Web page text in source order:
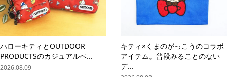
ハローキティとOUTDOOR
PRODUCTSのカジュアルペ...
2026.08.09
キティ×くまのがっこうのコラボ
アイテム。普段みることのない
デ...